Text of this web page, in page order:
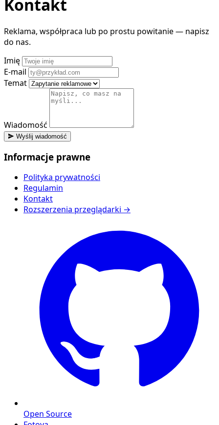
Kontakt
Reklama, współpraca lub po prostu powitanie — napisz
do nas.
Imię
E-mail
Temat
Wiadomość
Wyślij wiadomość
Informacje prawne
Polityka prywatności
Regulamin
Kontakt
Rozszerzenia przeglądarki →
Open Source